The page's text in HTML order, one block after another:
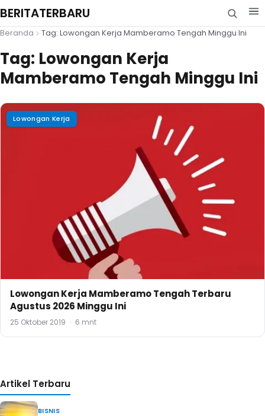
BERITATERBARU
Beranda Tag: Lowongan Kerja Mamberamo Tengah Minggu Ini
Tag: Lowongan Kerja
Mamberamo Tengah Minggu Ini
Lowongan Kerja
Lowongan Kerja Mamberamo Tengah Terbaru
Agustus 2026 Minggu Ini
25 Oktober 2019 · 6 mnt
Artikel Terbaru
BISNIS